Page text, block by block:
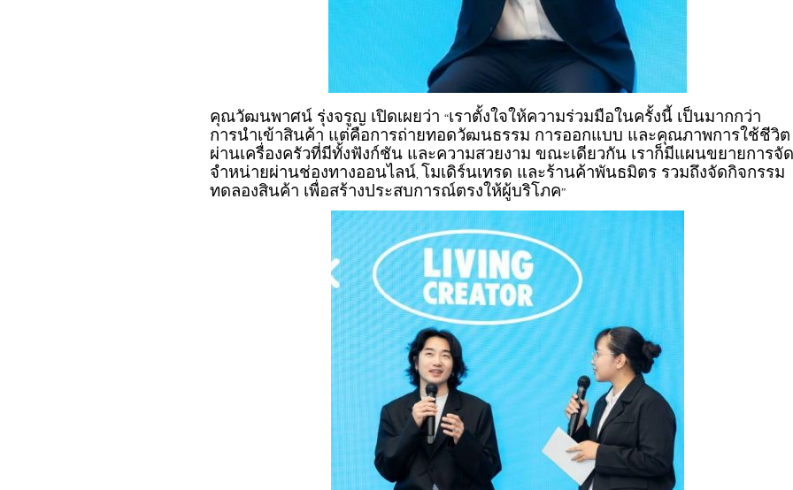
คุณวัฒนพาศน์ รุ่งจรูญ เปิดเผยว่า “เราตั้งใจให้ความร่วมมือในครั้งนี้ เป็นมากกว่า
การนำเข้าสินค้า แต่คือการถ่ายทอดวัฒนธรรม การออกแบบ และคุณภาพการใช้ชีวิต
ผ่านเครื่องครัวที่มีทั้งฟังก์ชัน และความสวยงาม ขณะเดียวกัน เราก็มีแผนขยายการจัด
จำหน่ายผ่านช่องทางออนไลน์, โมเดิร์นเทรด และร้านค้าพันธมิตร รวมถึงจัดกิจกรรม
ทดลองสินค้า เพื่อสร้างประสบการณ์ตรงให้ผู้บริโภค”